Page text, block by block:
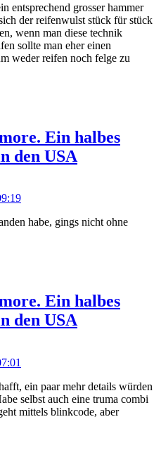
entsprechend grosser hammer
der reifenwulst stück für stück
wenn man diese technik
sollte man eher einen
weder reifen noch felge zu
Ein halbes
den USA
habe, gings nicht ohne
Ein halbes
den USA
ein paar mehr details würden
selbst auch eine truma combi
mittels blinkcode, aber